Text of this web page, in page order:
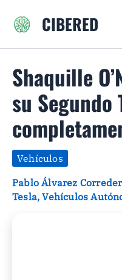
CIBERED
Shaquille
su Segundo
Vehículos
Pablo Álvarez
Tesla,Vehículos